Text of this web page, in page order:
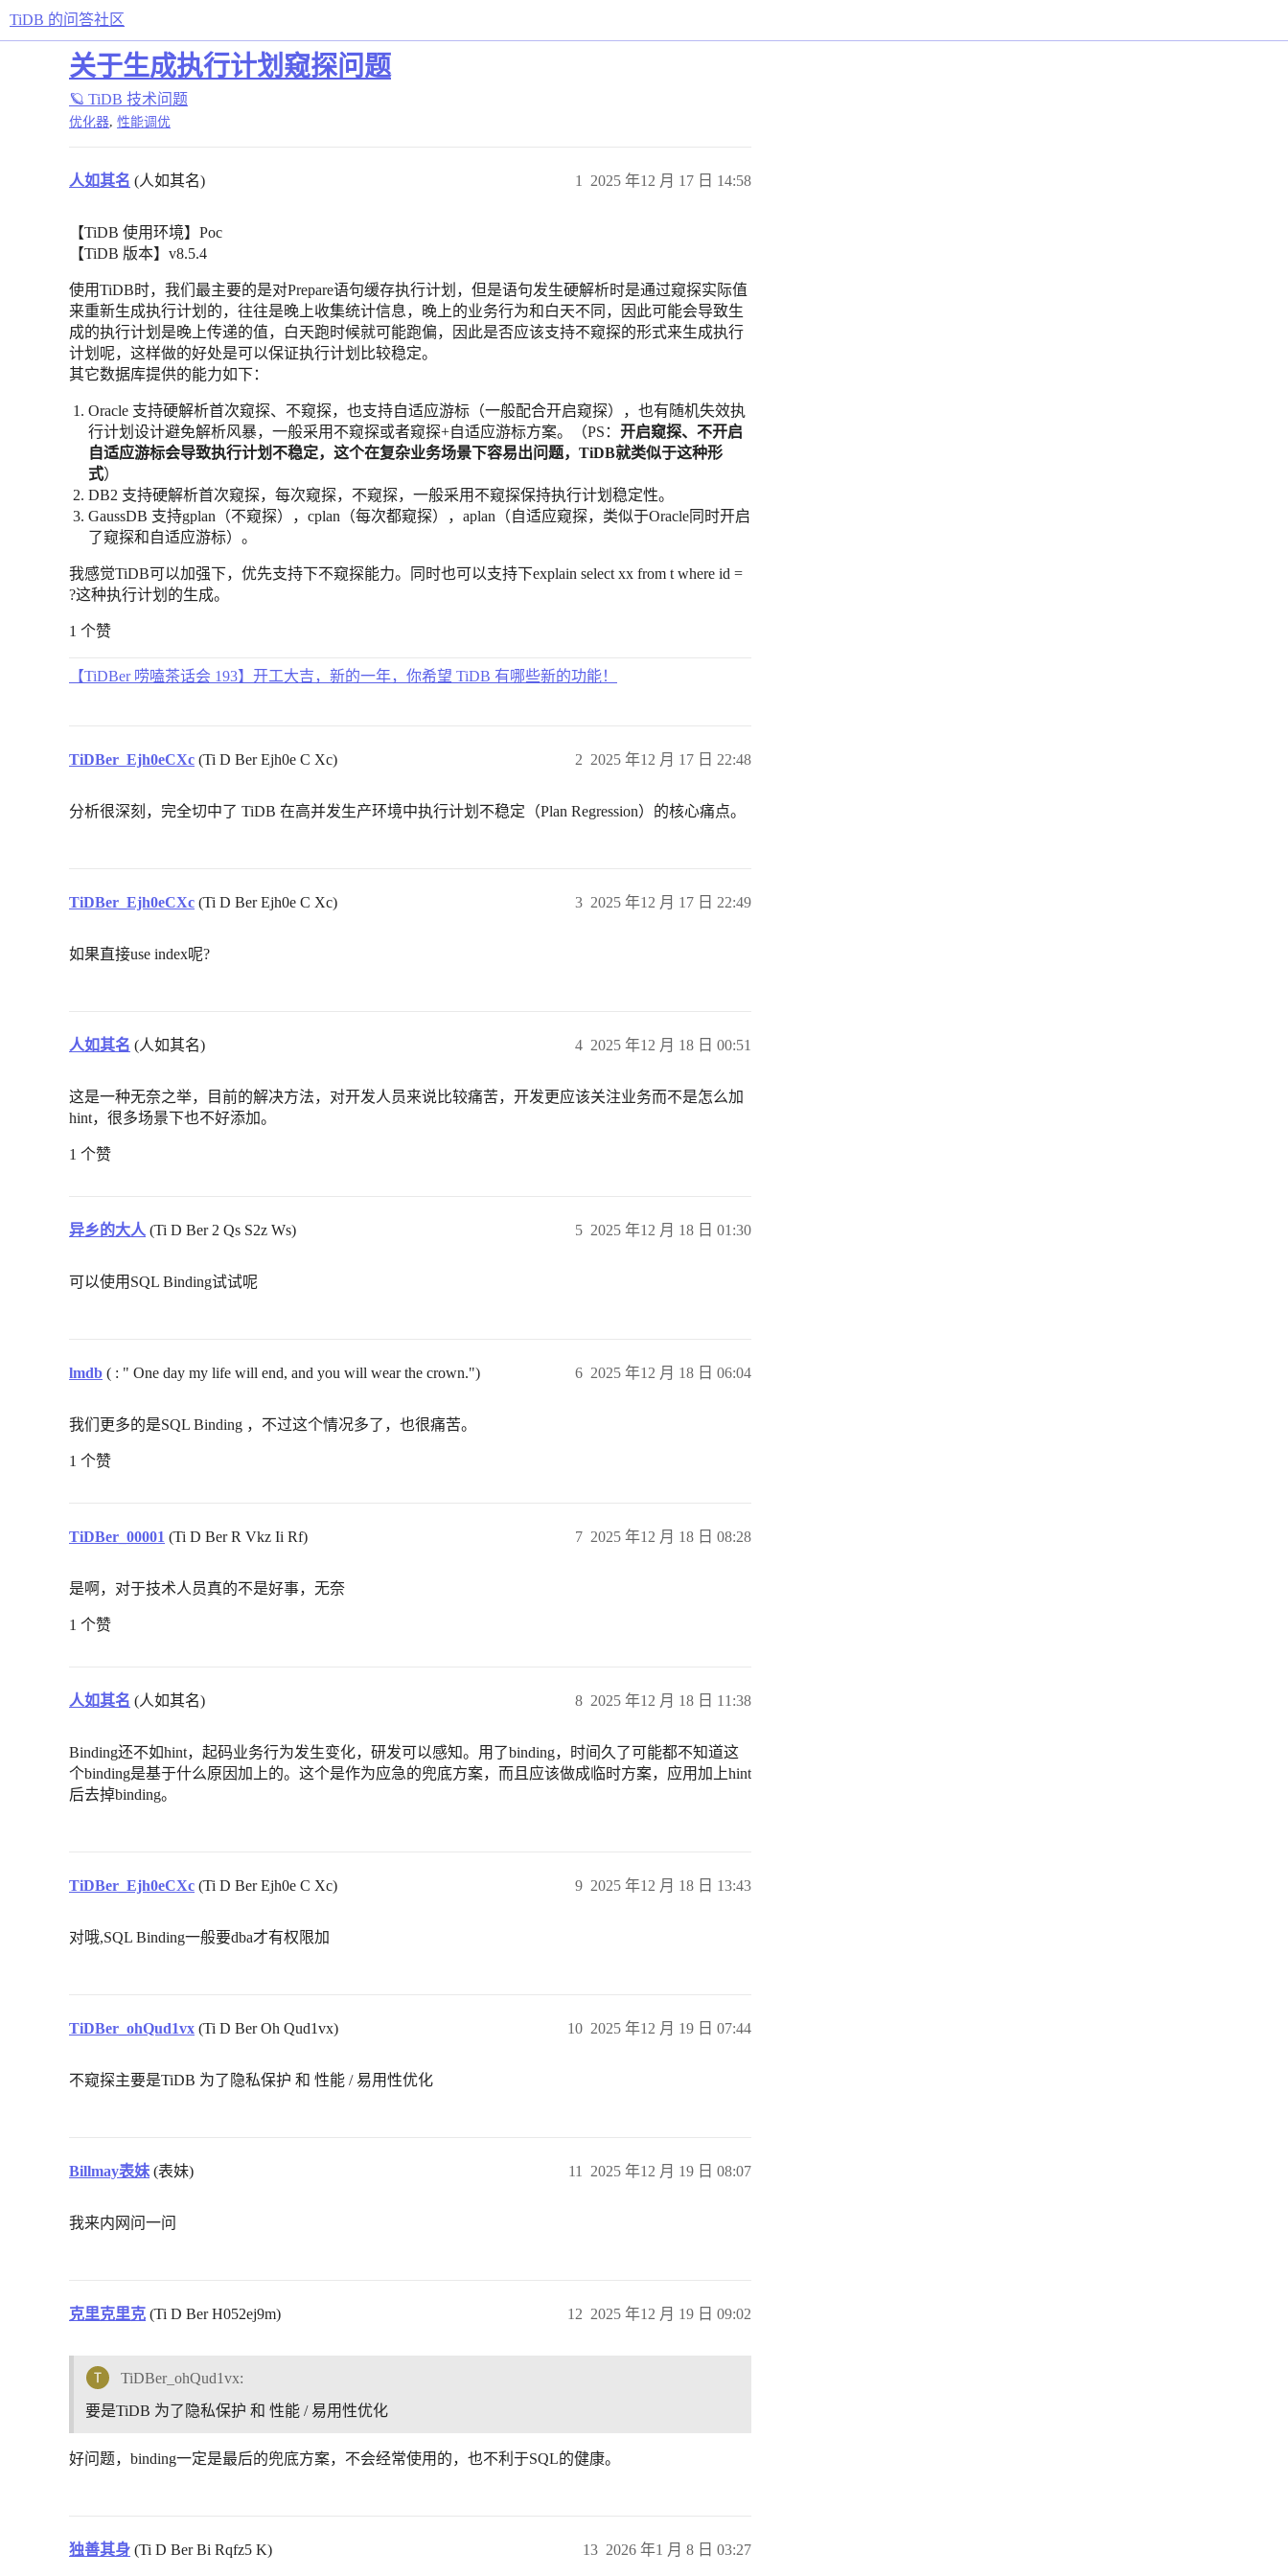
TiDB 的问答社区
关于生成执行计划窥探问题
🪐 TiDB 技术问题
优化器, 性能调优
人如其名 (人如其名) 2025 年12 月 17 日 14:58
1
【TiDB 使用环境】Poc
【TiDB 版本】v8.5.4
使用TiDB时，我们最主要的是对Prepare语句缓存执行计划，但是语句发生硬解析时是通过窥探实际值
来重新生成执行计划的，往往是晚上收集统计信息，晚上的业务行为和白天不同，因此可能会导致生
成的执行计划是晚上传递的值，白天跑时候就可能跑偏，因此是否应该支持不窥探的形式来生成执行
计划呢，这样做的好处是可以保证执行计划比较稳定。
其它数据库提供的能力如下：
Oracle 支持硬解析首次窥探、不窥探，也支持自适应游标（一般配合开启窥探），也有随机失效执
行计划设计避免解析风暴，一般采用不窥探或者窥探+自适应游标方案。（PS： 开启窥探、不开启
自适应游标会导致执行计划不稳定，这个在复杂业务场景下容易出问题，TiDB就类似于这种形
式）
DB2 支持硬解析首次窥探，每次窥探，不窥探，一般采用不窥探保持执行计划稳定性。
GaussDB 支持gplan（不窥探），cplan（每次都窥探），aplan（自适应窥探，类似于Oracle同时开启
了窥探和自适应游标）。
我感觉TiDB可以加强下，优先支持下不窥探能力。同时也可以支持下explain select xx from t where id =
?这种执行计划的生成。
1 个赞
【TiDBer 唠嗑茶话会 193】开工大吉，新的一年，你希望 TiDB 有哪些新的功能！
TiDBer_Ejh0eCXc (Ti D Ber Ejh0e C Xc) 2025 年12 月 17 日 22:48
2
分析很深刻，完全切中了 TiDB 在高并发生产环境中执行计划不稳定（Plan Regression）的核心痛点。
TiDBer_Ejh0eCXc (Ti D Ber Ejh0e C Xc) 2025 年12 月 17 日 22:49
3
如果直接use index呢?
人如其名 (人如其名) 2025 年12 月 18 日 00:51
4
这是一种无奈之举，目前的解决方法，对开发人员来说比较痛苦，开发更应该关注业务而不是怎么加
hint，很多场景下也不好添加。
1 个赞
异乡的大人 (Ti D Ber 2 Qs S2z Ws) 2025 年12 月 18 日 01:30
5
可以使用SQL Binding试试呢
lmdb ( : " One day my life will end, and you will wear the crown.") 2025 年12 月 18 日 06:04
6
我们更多的是SQL Binding ，不过这个情况多了，也很痛苦。
1 个赞
TiDBer_00001 (Ti D Ber R Vkz Ii Rf) 2025 年12 月 18 日 08:28
7
是啊，对于技术人员真的不是好事，无奈
1 个赞
人如其名 (人如其名) 2025 年12 月 18 日 11:38
8
Binding还不如hint，起码业务行为发生变化，研发可以感知。用了binding，时间久了可能都不知道这
个binding是基于什么原因加上的。这个是作为应急的兜底方案，而且应该做成临时方案，应用加上hint
后去掉binding。
TiDBer_Ejh0eCXc (Ti D Ber Ejh0e C Xc) 2025 年12 月 18 日 13:43
9
对哦,SQL Binding一般要dba才有权限加
TiDBer_ohQud1vx (Ti D Ber Oh Qud1vx) 2025 年12 月 19 日 07:44
10
不窥探主要是TiDB 为了隐私保护 和 性能 / 易用性优化
Billmay表妹 (表妹) 2025 年12 月 19 日 08:07
11
我来内网问一问
克里克里克 (Ti D Ber H052ej9m) 2025 年12 月 19 日 09:02
12
TiDBer_ohQud1vx:
要是TiDB 为了隐私保护 和 性能 / 易用性优化
好问题，binding一定是最后的兜底方案，不会经常使用的，也不利于SQL的健康。
独善其身 (Ti D Ber Bi Rqfz5 K) 2026 年1 月 8 日 03:27
13